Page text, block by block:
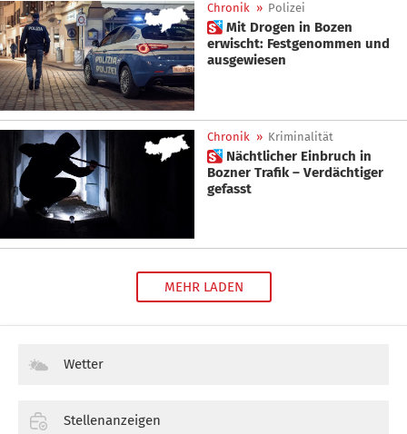
Chronik » Polizei
 Mit Drogen in Bozen
erwischt: Festgenommen und
ausgewiesen
Chronik » Kriminalität
 Nächtlicher Einbruch in
Bozner Trafik – Verdächtiger
gefasst
MEHR LADEN
Wetter
Stellenanzeigen